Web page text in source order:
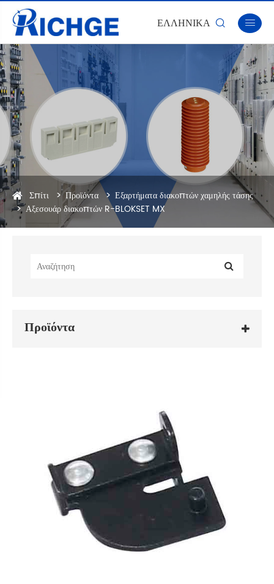
ΕΛΛΗΝΙΚΆ  
Σπίτι Προϊόντα
Εξαρτήματα διακοπτών χαμηλής τάσης
Αξεσουάρ διακοπτών R-BLOKSET MX
Προϊόντα